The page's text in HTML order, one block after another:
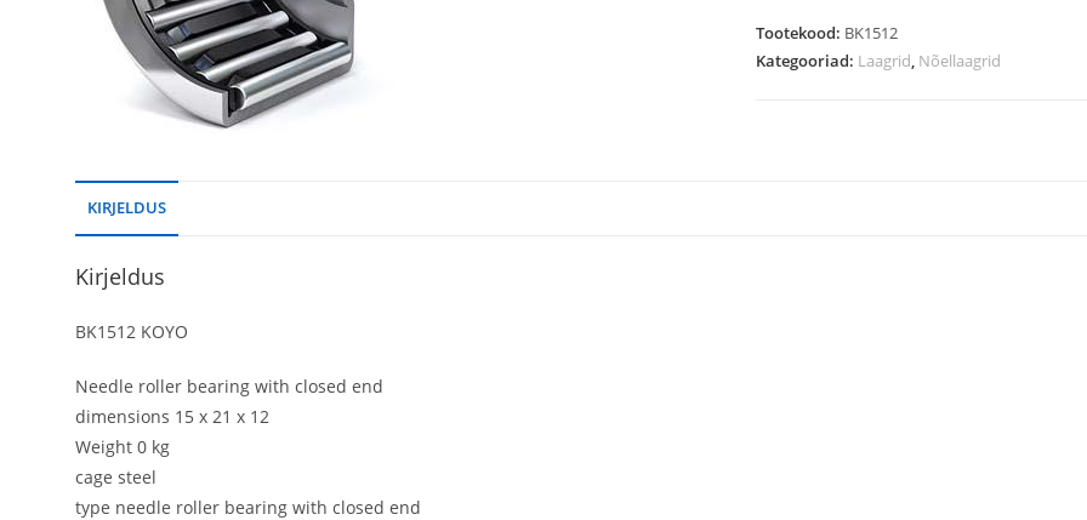
Tootekood: BK1512
Kategooriad: Laagrid, Nõellaagrid
KIRJELDUS
Kirjeldus
BK1512 KOYO
Needle roller bearing with closed end
dimensions 15 x 21 x 12
Weight 0 kg
cage steel
type needle roller bearing with closed end